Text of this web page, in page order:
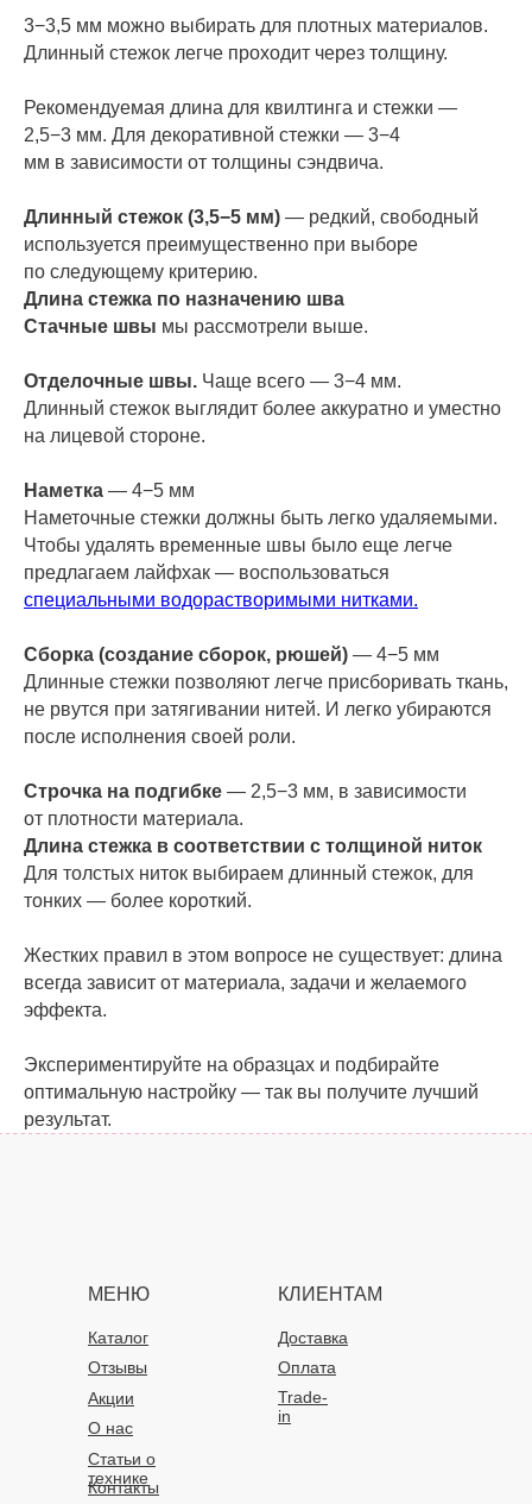
3−3,5 мм можно выбирать для плотных материалов.
Длинный стежок легче проходит через толщину.
Рекомендуемая длина для квилтинга и стежки —
2,5−3 мм. Для декоративной стежки — 3−4
мм в зависимости от толщины сэндвича.
Длинный стежок (3,5−5 мм) — редкий, свободный
используется преимущественно при выборе
по следующему критерию.
Длина стежка по назначению шва
Стачные швы мы рассмотрели выше.
Отделочные швы. Чаще всего — 3−4 мм.
Длинный стежок выглядит более аккуратно и уместно
на лицевой стороне.
Наметка — 4−5 мм
Наметочные стежки должны быть легко удаляемыми.
Чтобы удалять временные швы было еще легче
предлагаем лайфхак — воспользоваться
специальными водорастворимыми нитками.
Сборка (создание сборок, рюшей) — 4−5 мм
Длинные стежки позволяют легче присборивать ткань,
не рвутся при затягивании нитей. И легко убираются
после исполнения своей роли.
Строчка на подгибке — 2,5−3 мм, в зависимости
от плотности материала.
Длина стежка в соответствии с толщиной ниток
Для толстых ниток выбираем длинный стежок, для
тонких — более короткий.
Жестких правил в этом вопросе не существует: длина
всегда зависит от материала, задачи и желаемого
эффекта.
Экспериментируйте на образцах и подбирайте
оптимальную настройку — так вы получите лучший
результат.
МЕНЮ КЛИЕНТАМ
Каталог
О нас
Доставка
Статьи о
технике
Оплата
Отзывы
Акции
Контакты
Trade-
in